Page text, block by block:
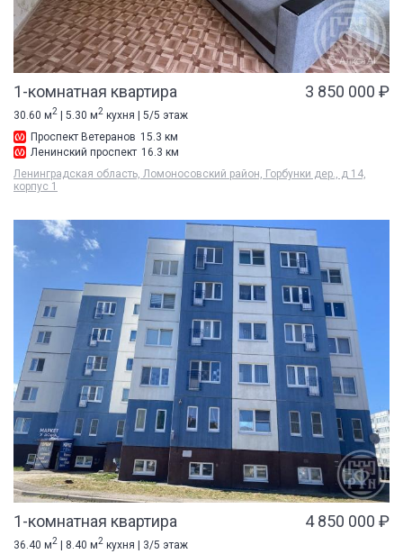
1-комнатная квартира 3 850 000 ₽
30.60 м2 | 5.30 м2 кухня | 5/5 этаж
Проспект Ветеранов 15.3 км
Ленинский проспект 16.3 км
Ленинградская область, Ломоносовский район, Горбунки дер., д 14,
корпус 1
1-комнатная квартира 4 850 000 ₽
36.40 м2 | 8.40 м2 кухня | 3/5 этаж